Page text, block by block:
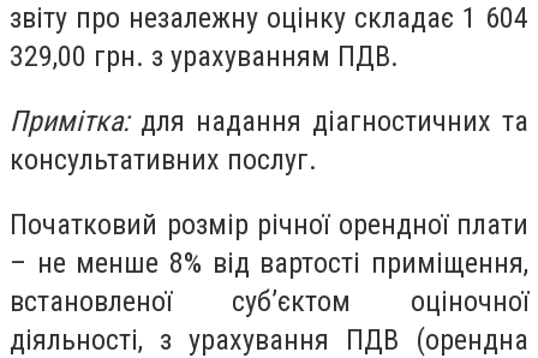
звіту про незалежну оцінку складає 1 604
329,00 грн. з урахуванням ПДВ.
Примітка:для надання діагностичних та
консультативних послуг.
Початковий розмір річної орендної плати
– не менше 8% від вартості приміщення,
встановленої суб’єктом оціночної
діяльності, з урахування ПДВ (орендна